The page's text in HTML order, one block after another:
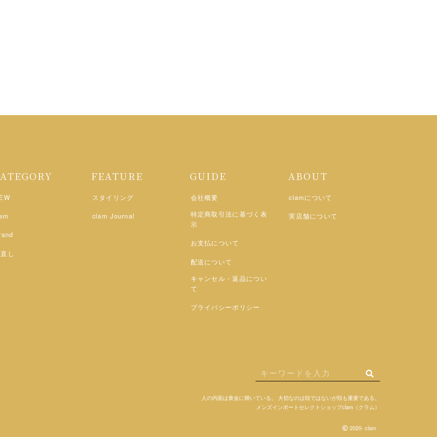
し
FEATURE
スタイリング
clam Journal
GUIDE
会社概要
特定商取引法に基づく表
示
お支払について
配送について
キャンセル・返品につい
て
プライバシーポリシー
ABOUT
clamについて
実店舗について
人の内面は黄金に輝いている。
大切なのは殻ではないが殻も重要である。
メンズインポートセレクトショップclam（クラム）
2020- clam